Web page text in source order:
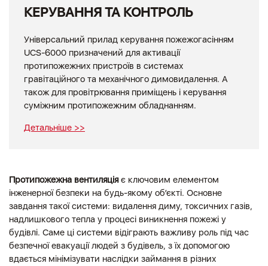
КЕРУВАННЯ ТА КОНТРОЛЬ
Універсальний прилад керування пожежогасінням
UCS-6000 призначений для активації
протипожежних пристроїв в системах
гравітаційного та механічного димовидалення. А
також для провітрювання приміщень і керування
суміжним протипожежним обладнанням.
Детальніше >>
Протипожежна вентиляціяє ключовим елементом
інженерної безпеки на будь-якому об’єкті. Основне
завдання такої системи: видалення диму, токсичних газів,
надлишкового тепла у процесі виникнення пожежі у
будівлі. Саме ці системи відіграють важливу роль під час
безпечної евакуації людей з будівель, з їх допомогою
вдається мінімізувати наслідки займання в різних